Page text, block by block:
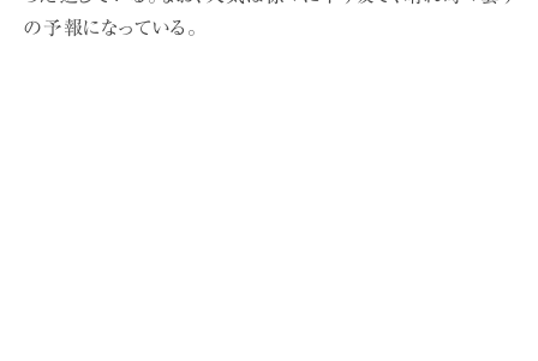
の予報になっている。